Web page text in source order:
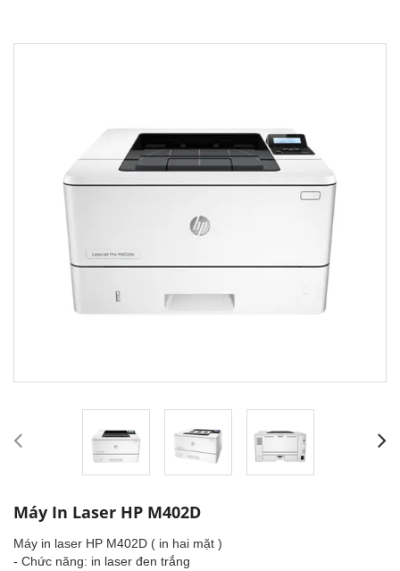
Máy In Laser HP M402D
Máy in laser HP M402D ( in hai mặt )
- Chức năng: in laser đen trắng